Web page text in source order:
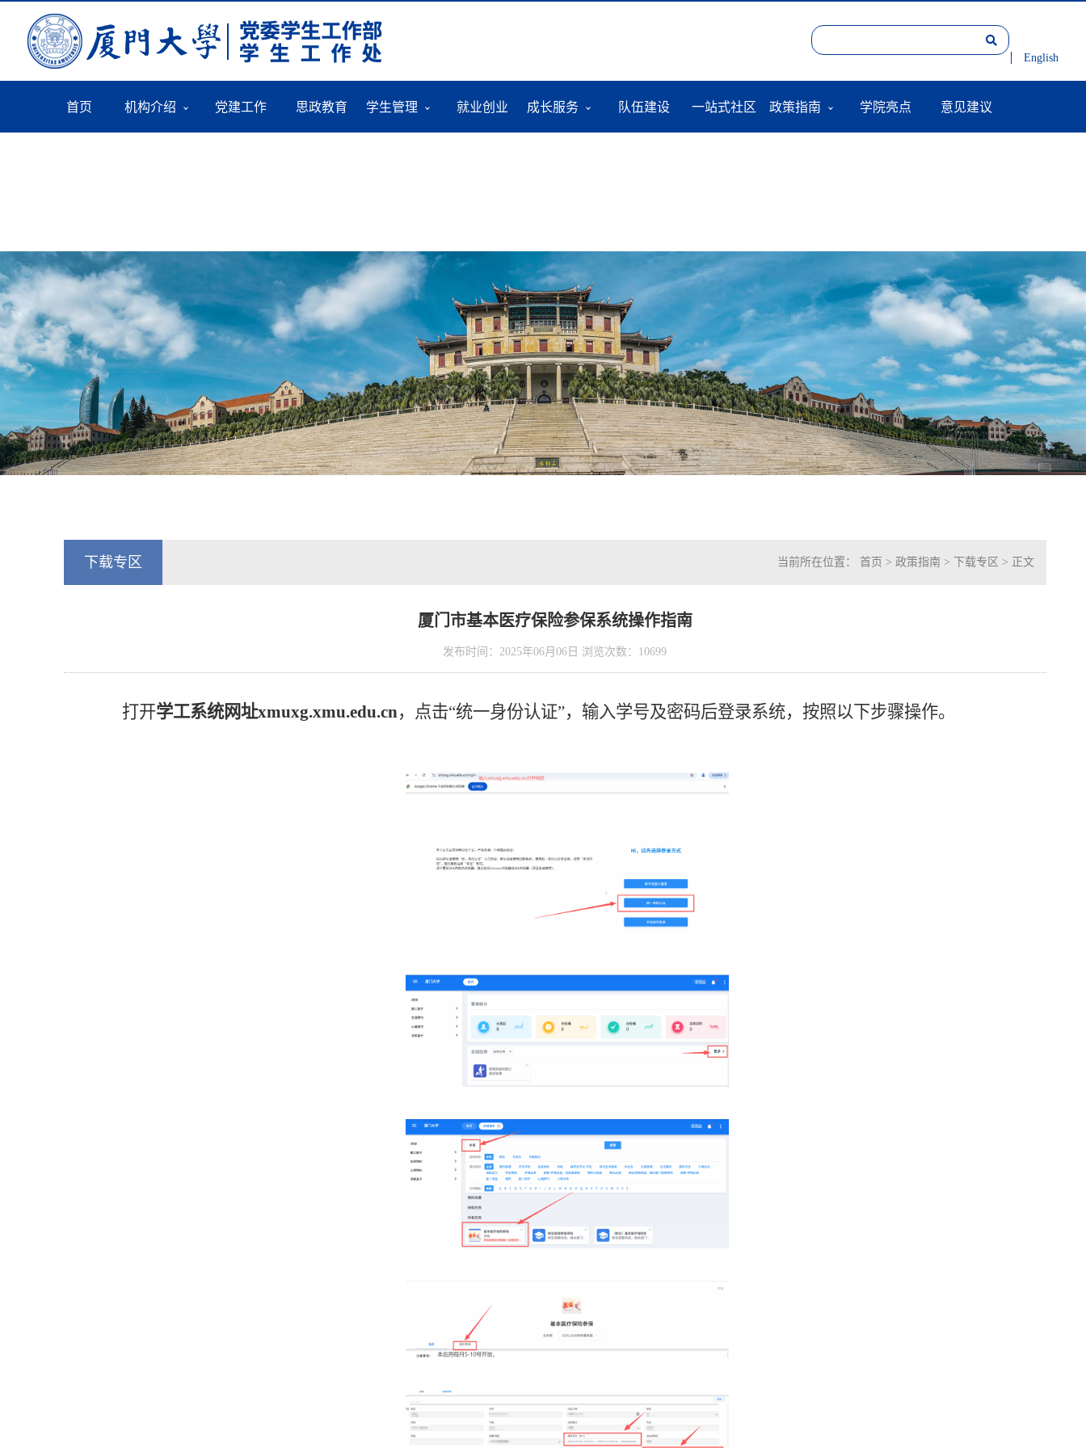
English
首页 机构介绍 党建工作 思政教育 学生管理 就业创业 成长服务 队伍建设 一站式社区 政策指南 学院亮点 意见建议
下载专区 当前所在位置：首页 >政策指南 > 下载专区 > 正文
厦门市基本医疗保险参保系统操作指南
发布时间：2025年06月06日 浏览次数： 10699
打开学工系统网址xmuxg.xmu.edu.cn，点击“统一身份认证”，输入学号及密码后登录系统，按照以下步骤操作。